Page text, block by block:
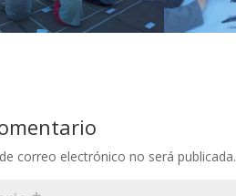
correo electrónico no será publicada.